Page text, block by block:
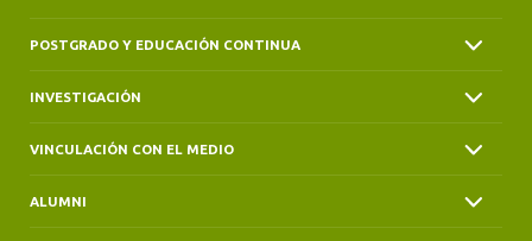
POSTGRADO Y EDUCACIÓN CONTINUA
INVESTIGACIÓN
VINCULACIÓN CON EL MEDIO
ALUMNI